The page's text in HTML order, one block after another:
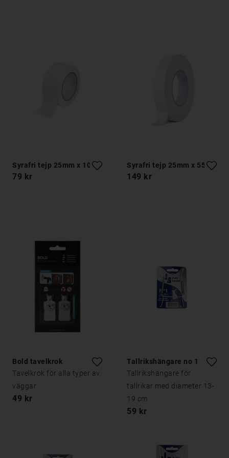
Syrafri tejp 25mm x 10m
79 kr
Syrafri tejp 25mm x 55m
149 kr
Bold tavelkrok
Tavelkrok för alla typer av
väggar
49 kr
Tallrikshängare no 1
Tallrikshängare för
tallrikar med diameter 13-
19 cm
59 kr